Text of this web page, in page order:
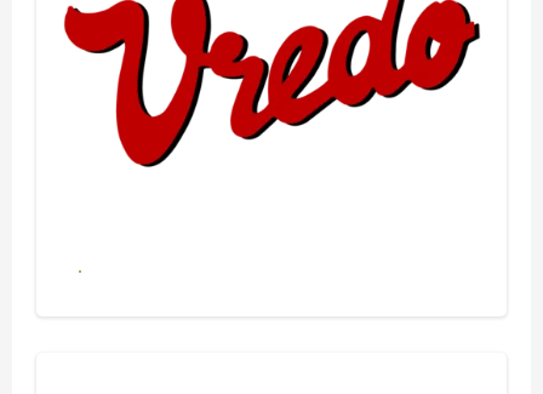
Se alle produkter